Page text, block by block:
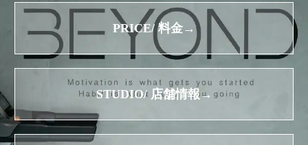
PRICE/ 料金→
STUDIO/ 店舗情報→